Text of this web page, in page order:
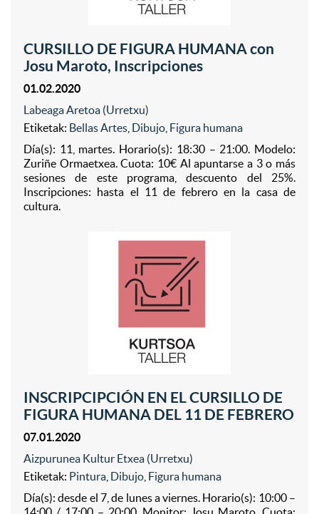
CURSILLO DE FIGURA HUMANA con
Josu Maroto, Inscripciones
01.02.2020
Labeaga Aretoa (Urretxu)
Etiketak: Bellas Artes Dibujo Figura humana
Día(s): 11, martes. Horario(s): 18:30 – 21:00. Modelo:
Zuriñe Ormaetxea. Cuota: 10€ Al apuntarse a 3 o más
sesiones de este programa, descuento del 25%.
Inscripciones: hasta el 11 de febrero en la casa de
cultura.
INSCRIPCIPCIÓN EN EL CURSILLO DE
FIGURA HUMANA DEL 11 DE FEBRERO
07.01.2020
Aizpurunea Kultur Etxea (Urretxu)
Etiketak: Pintura Dibujo Figura humana
Día(s): desde el 7, de lunes a viernes. Horario(s): 10:00 –